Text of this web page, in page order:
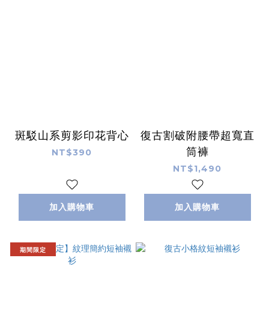
斑駁山系剪影印花背心
NT$390
加入購物車
復古割破附腰帶超寬直
筒褲
NT$1,490
加入購物車
期間限定